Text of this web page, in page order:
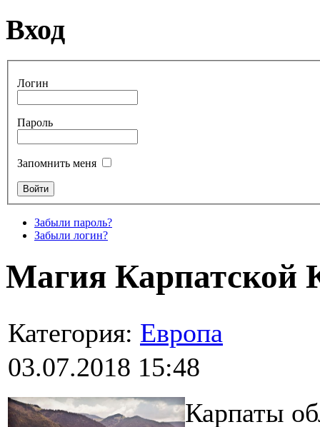
Вход
Логин
Пароль
Запомнить меня
Забыли пароль?
Забыли логин?
Магия Карпатской
Категория: Европа
03.07.2018 15:48
Карпаты